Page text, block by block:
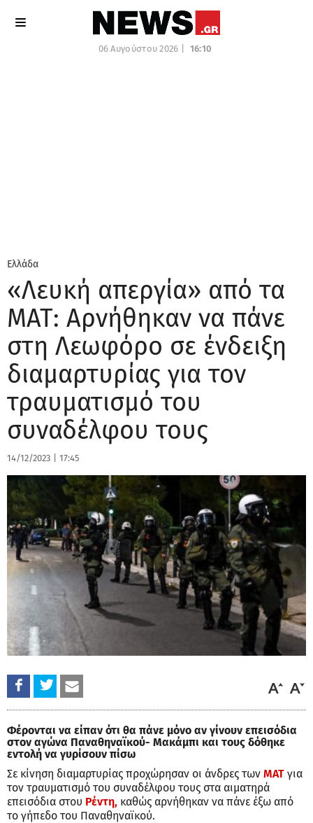
06 Αυγούστου 2026 | 16:10
Ελλάδα
«Λευκή απεργία» από τα
ΜΑΤ: Αρνήθηκαν να πάνε
στη Λεωφόρο σε ένδειξη
διαμαρτυρίας για τον
τραυματισμό του
συναδέλφου τους
14/12/2023 17:45
Φέρονται να είπαν ότι θα πάνε μόνο αν γίνουν επεισόδια
στον αγώνα Παναθηναϊκού- Μακάμπι και τους δόθηκε
εντολή να γυρίσουν πίσω
Σε κίνηση διαμαρτυρίας προχώρησαν οι άνδρες των ΜΑΤ για
τον τραυματισμό του συναδέλφου τους στα αιματηρά
επεισόδια στου Ρέντη, καθώς αρνήθηκαν να πάνε έξω από
το γήπεδο του Παναθηναϊκού.